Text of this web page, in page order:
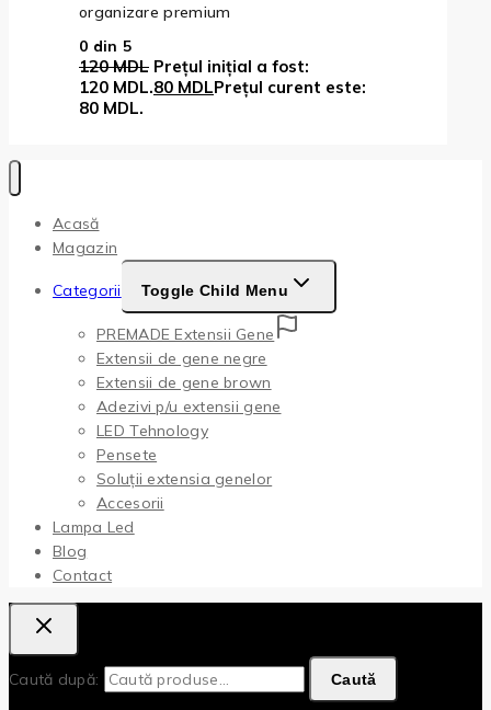
organizare premium
0 din 5
120MDL Prețul inițial a fost:
120 MDL.80 MDLPrețul curent este:
80 MDL.
Acasă
Magazin
Categorii Toggle Child Menu
PREMADE Extensii Gene
Extensii de gene negre
Extensii de gene brown
Adezivi p/u extensii gene
LED Tehnology
Pensete
Soluții extensia genelor
Accesorii
Lampa Led
Blog
Contact
Caută după: Caută